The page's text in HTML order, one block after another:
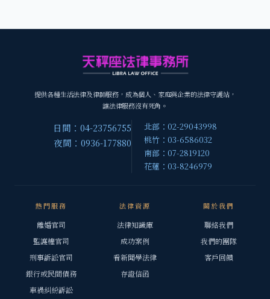
提供各種生活法律及律師服務，成為個人、家庭與企業的法律守護站，
讓法律服務沒有死角。
日間：04-23756755
夜間：0936-177880
北部：02-29043998
桃竹：03-6586032
南部：07-2819120
花蓮：03-8246979
熱門服務
離婚官司
監護權官司
刑事訴訟官司
銀行或民間債務
車禍糾紛訴訟
法律資源
法律知識庫
成功案例
看新聞學法律
存證信函
關於我們
聯絡我們
我們的團隊
客戶回饋